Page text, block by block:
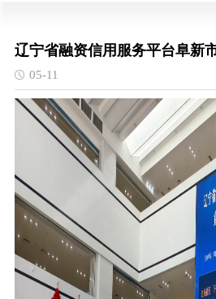
辽宁省融资信用服务平台阜新
05-11